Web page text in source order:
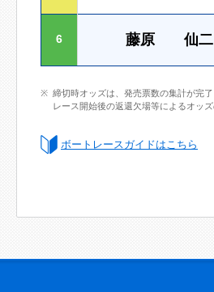
6 藤原 仙二
締切時オッズは、発売票数の集計が完
レース開始後の返還欠場等によるオッ
ボートレースガイドはこちら